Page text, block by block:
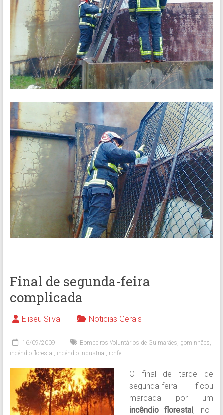
Final de segunda-feira
complicada
Eliseu Silva Noticias Gerais
16/09/2009 Bombeiros Voluntários de Guimarães, gominhães,
incêndio florestal , incêndio industrial , ronfe
O final de tarde de
segunda-feira ficou
marcada por um
incêndio florestal, no